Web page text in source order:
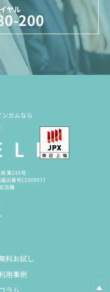
ヤル
200
カムなら
第245号
出番号C1909977
店舗
料お試し
用事例